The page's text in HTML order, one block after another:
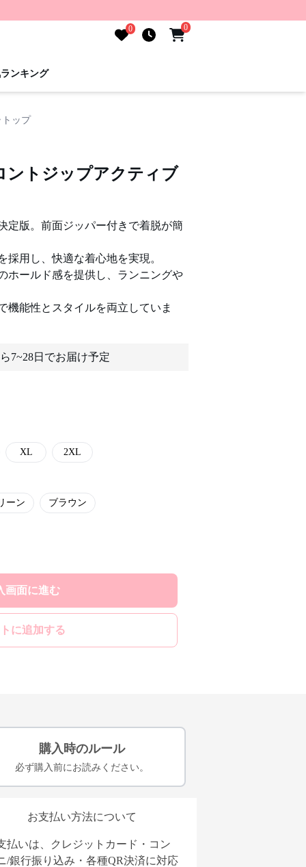
0 0
ンキング
ップ
トジップアクティブ
定版。前面ジッパー付きで着脱が簡
用し、快適な着心地を実現。
ホールド感を提供し、ランニングや
機能性とスタイルを両立していま
7~28日でお届け予定
XL 2XL
ーン ブラウン
画面に進む
に追加する
購入時のルール
必ず購入前にお読みください。
お支払い方法について
払いは、クレジットカード・コン
/銀行振り込み・各種QR決済に対応